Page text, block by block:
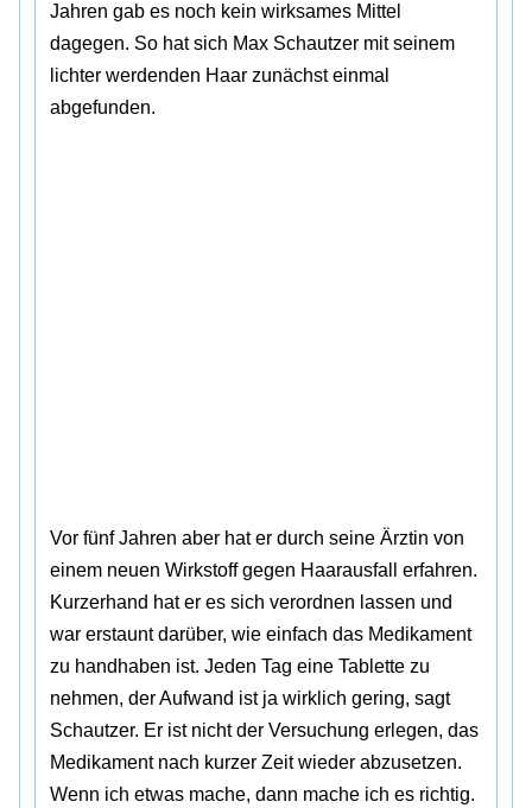
Jahren gab es noch kein wirksames Mittel
dagegen. So hat sich Max Schautzer mit seinem
lichter werdenden Haar zunächst einmal
abgefunden.
Vor fünf Jahren aber hat er durch seine Ärztin von
einem neuen Wirkstoff gegen Haarausfall erfahren.
Kurzerhand hat er es sich verordnen lassen und
war erstaunt darüber, wie einfach das Medikament
zu handhaben ist. Jeden Tag eine Tablette zu
nehmen, der Aufwand ist ja wirklich gering, sagt
Schautzer. Er ist nicht der Versuchung erlegen, das
Medikament nach kurzer Zeit wieder abzusetzen.
Wenn ich etwas mache, dann mache ich es richtig.